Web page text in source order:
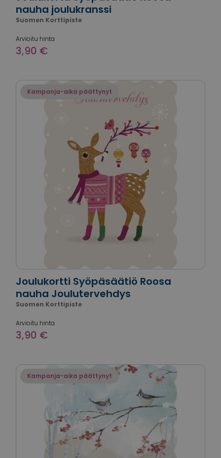
nauha joulukranssi
Suomen Korttipiste
Arvioitu hinta
3,90 €
Kampanja-aika päättynyt
Joulukortti Syöpäsäätiö Roosa
nauha Joulutervehdys
Suomen Korttipiste
Arvioitu hinta
3,90 €
Kampanja-aika päättynyt